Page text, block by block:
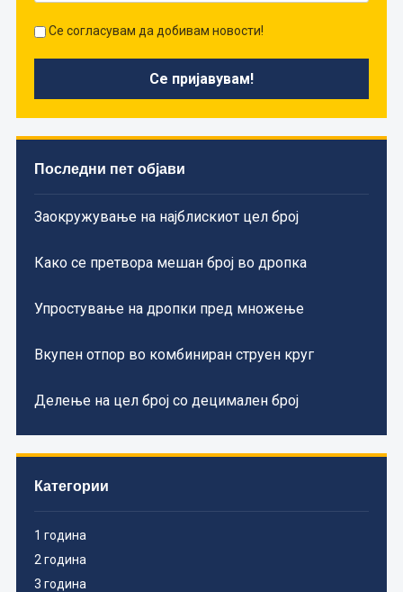
Се согласувам да добивам новости!
Последни пет објави
Заокружување на најблискиот цел број
Како се претвора мешан број во дропка
Упростување на дропки пред множење
Вкупен отпор во комбиниран струен круг
Делење на цел број со децимален број
Категории
1 година
2 година
3 година